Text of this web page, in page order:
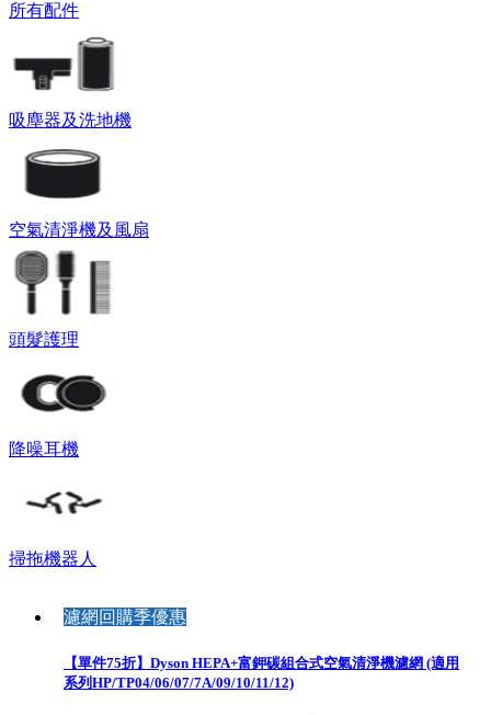
所有配件
吸塵器及洗地機
空氣清淨機及風扇
頭髮護理
降噪耳機
掃拖機器人
濾網回購季優惠
【單件75折】Dyson HEPA+富鉀碳組合式空氣清淨機濾網 (適用
系列HP/TP04/06/07/7A/09/10/11/12)